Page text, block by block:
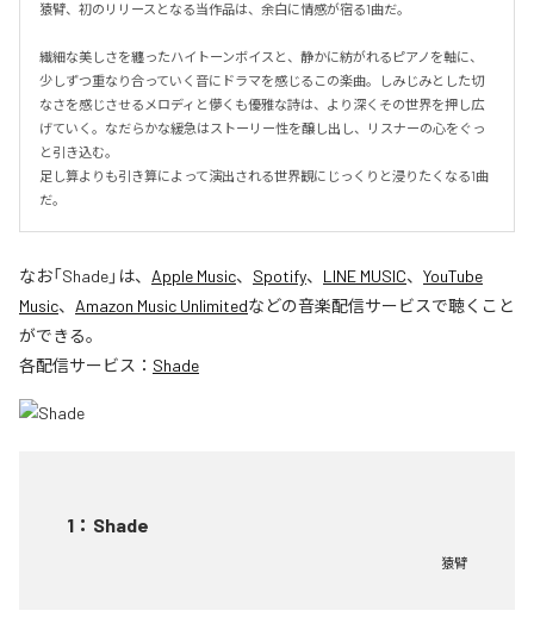
猿臂、初のリリースとなる当作品は、余白に情感が宿る1曲だ。
繊細な美しさを纏ったハイトーンボイスと、静かに紡がれるピアノを軸に、
少しずつ重なり合っていく音にドラマを感じるこの楽曲。しみじみとした切
なさを感じさせるメロディと儚くも優雅な詩は、より深くその世界を押し広
げていく。なだらかな緩急はストーリー性を醸し出し、リスナーの心をぐっ
と引き込む。
足し算よりも引き算によって演出される世界観にじっくりと浸りたくなる1曲
だ。
なお「Shade」は、 Apple Music、 Spotify、 LINE MUSIC、 YouTube
Music、 Amazon Music Unlimitedなどの音楽配信サービスで聴くこと
ができる。
各配信サービス： Shade
1 ： Shade
猿臂